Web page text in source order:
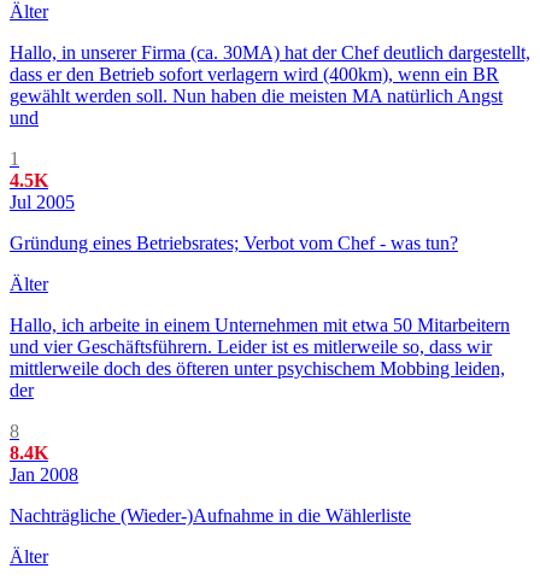
Älter
Hallo, in unserer Firma (ca. 30MA) hat der Chef deutlich dargestellt,
dass er den Betrieb sofort verlagern wird (400km), wenn ein BR
gewählt werden soll. Nun haben die meisten MA natürlich Angst
und
1
4.5K
Jul 2005
Gründung eines Betriebsrates; Verbot vom Chef - was tun?
Älter
Hallo, ich arbeite in einem Unternehmen mit etwa 50 Mitarbeitern
und vier Geschäftsführern. Leider ist es mitlerweile so, dass wir
mittlerweile doch des öfteren unter psychischem Mobbing leiden,
der
8
8.4K
Jan 2008
Nachträgliche (Wieder-)Aufnahme in die Wählerliste
Älter